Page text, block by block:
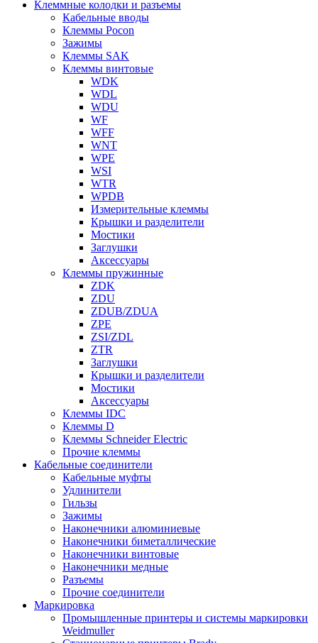
Клеммные колодки и разъемы
Кабельные вводы
Клеммы Pocon
Зажимы
Клеммы SAK
Клеммы винтовые
WDK
WDL
WDU
WF
WFF
WNT
WPE
WSI
WTR
WPDB
Измерительные клеммы
Крышки и разделители
Мостики
Заглушки
Аксессуары
Клеммы пружинные
ZDK
ZDU
ZDUB/ZDUA
ZPE
ZSI/ZDL
ZTR
Заглушки
Крышки и разделители
Мостики
Аксессуары
Клеммы IDC
Клеммы D
Клеммы Schneider Electric
Прочие клеммы
Кабельные соединители
Кабельные муфты
Удлинители
Гильзы
Зажимы
Наконечники алюминиевые
Наконечники биметаллические
Наконечники винтовые
Наконечники медные
Разъемы
Прочие соединители
Маркировка
Промышленные принтеры и системы маркировки
Weidmuller